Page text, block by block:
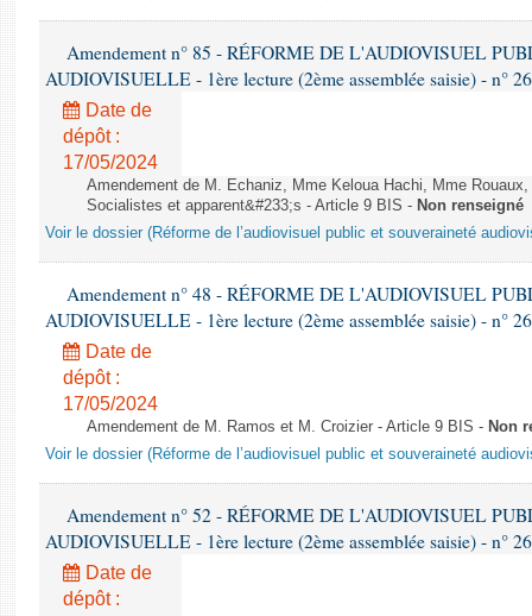
Amendement n° 85 - RÉFORME DE L'AUDIOVISUEL
AUDIOVISUELLE - 1ère lecture (2ème assemblée saisie) - n°
Date de
dépôt :
17/05/2024
Amendement de M. Echaniz, Mme Keloua Hachi, Mme
Socialistes et apparent&#233;s - Article 9 BIS - Non renseigné
Voir le dossier (Réforme de l’audiovisuel public et souveraineté
Amendement n° 48 - RÉFORME DE L'AUDIOVISUEL
AUDIOVISUELLE - 1ère lecture (2ème assemblée saisie) - n°
Date de
dépôt :
17/05/2024
Amendement de M. Ramos et M. Croizier - Article 9 BIS - Non
Voir le dossier (Réforme de l’audiovisuel public et souveraineté
Amendement n° 52 - RÉFORME DE L'AUDIOVISUEL
AUDIOVISUELLE - 1ère lecture (2ème assemblée saisie) - n°
Date de
dépôt :